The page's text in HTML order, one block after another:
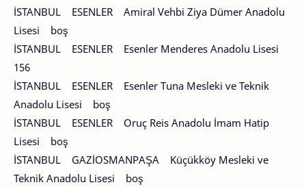
İSTANBUL ESENLER Amiral Vehbi Ziya Dümer Anadolu
Lisesi boş
İSTANBUL ESENLER Esenler Menderes Anadolu Lisesi
156
İSTANBUL ESENLER Esenler Tuna Mesleki ve Teknik
Anadolu Lisesi boş
İSTANBUL ESENLER Oruç Reis Anadolu İmam Hatip
Lisesi boş
İSTANBUL GAZİOSMANPAŞA Küçükköy Mesleki ve
Teknik Anadolu Lisesi boş